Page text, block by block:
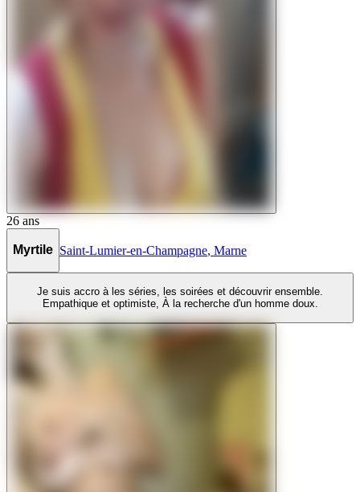
26 ans
Myrtile Saint-Lumier-en-Champagne, Marne
Je suis accro à les séries, les soirées et découvrir ensemble.
Empathique et optimiste, À la recherche d'un homme doux.